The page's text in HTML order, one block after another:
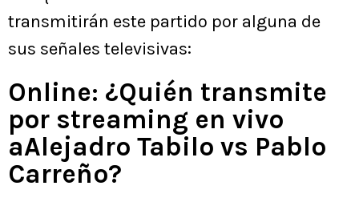
transmitirán este partido por alguna de
sus señales televisivas:
Online: ¿Quién transmite
por streaming en vivo
aAlejadro Tabilo vs Pablo
Carreño?